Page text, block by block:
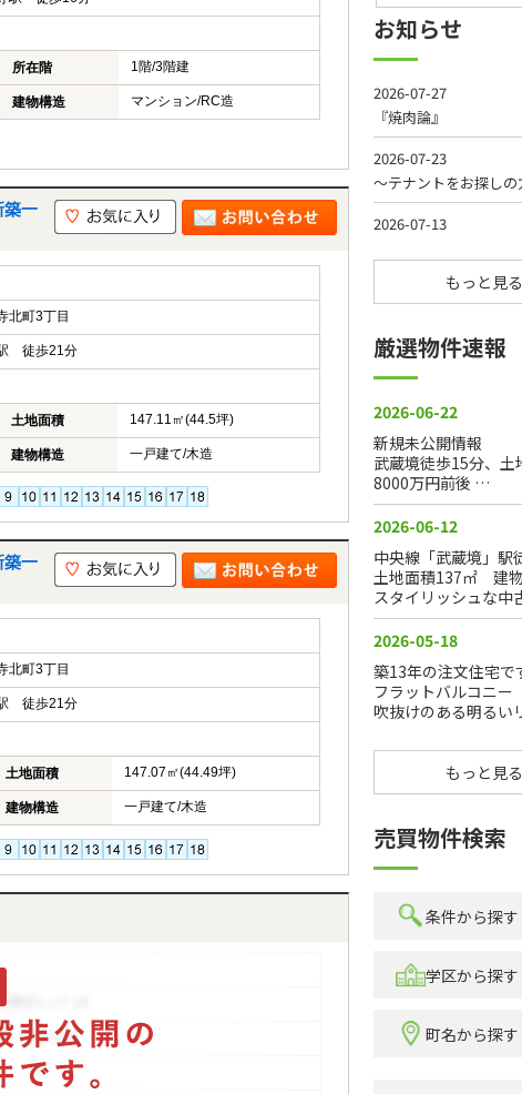
所在階 1階/3階建
建物構造 マンション/RC造
築一
北町3丁目
徒歩21分
土地面積 147.11㎡(44.5坪)
建物構造 一戸建て/木造
築一
北町3丁目
徒歩21分
土地面積 147.07㎡(44.49坪)
建物構造 一戸建て/木造
お知らせ
もっと見る
厳選物件速報
もっと見る
売買物件検索
条件から探す
学区から探す
町名から探す